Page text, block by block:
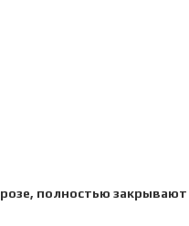
полностью